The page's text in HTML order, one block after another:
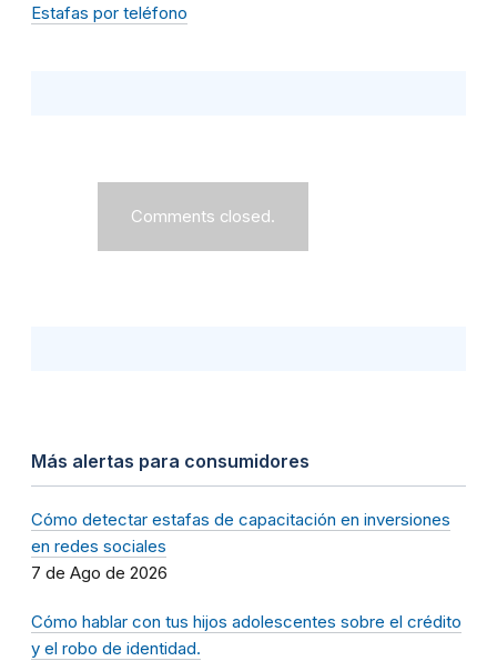
Estafas por teléfono
Comments closed.
Más alertas para consumidores
Cómo detectar estafas de capacitación en inversiones
en redes sociales
7 de Ago de 2026
Cómo hablar con tus hijos adolescentes sobre el crédito
y el robo de identidad.